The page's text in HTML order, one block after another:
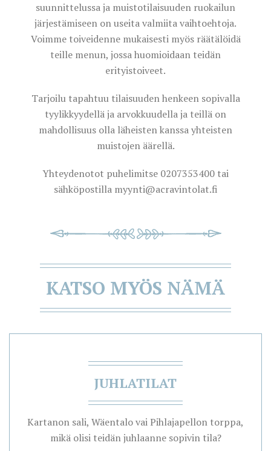
suunnittelussa ja muistotilaisuuden ruokailun
järjestämiseen on useita valmiita vaihtoehtoja.
Voimme toiveidenne mukaisesti myös räätälöidä
teille menun, jossa huomioidaan teidän
erityistoiveet.
Tarjoilu tapahtuu tilaisuuden henkeen sopivalla
tyylikkyydellä ja arvokkuudella ja teillä on
mahdollisuus olla läheisten kanssa yhteisten
muistojen äärellä.
Yhteydenotot puhelimitse 0207353400 tai
sähköpostilla myynti@acravintolat.fi
KATSO MYÖS NÄMÄ
JUHLATILAT
Kartanon sali, Wäentalo vai Pihlajapellon torppa,
mikä olisi teidän juhlaanne sopivin tila?